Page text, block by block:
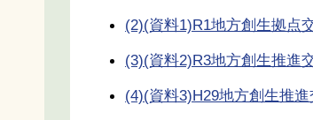
(2)(資料1)R1地方創生拠点
(3)(資料2)R3地方創生推進
(4)(資料3)H29地方創生推